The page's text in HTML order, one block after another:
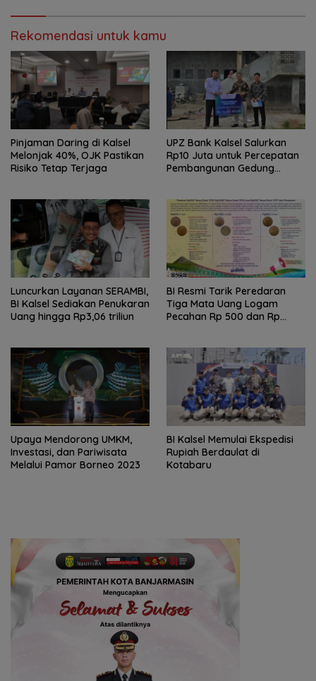
Rekomendasi untuk kamu
Pinjaman Daring di Kalsel
Melonjak 40%, OJK Pastikan
Risiko Tetap Terjaga
UPZ Bank Kalsel Salurkan
Rp10 Juta untuk Percepatan
Pembangunan Gedung
Luncurkan Layanan SERAMBI,
BI Kalsel Sediakan Penukaran
Uang hingga Rp3,06 triliun
BI Resmi Tarik Peredaran
Tiga Mata Uang Logam
Pecahan Rp 500 dan Rp
Upaya Mendorong UMKM,
Investasi, dan Pariwisata
Melalui Pamor Borneo 2023
BI Kalsel Memulai Ekspedisi
Rupiah Berdaulat di
Kotabaru